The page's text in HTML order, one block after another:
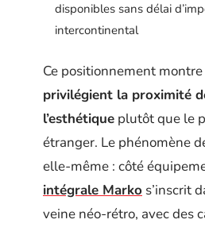
disponibles sans délai
intercontinental
Ce positionnement
privilégient la proximité
l’esthétique plutôt que le
étranger. Le phénomène
elle-même : côté
intégrale Marko s’inscrit
veine néo-rétro, avec des